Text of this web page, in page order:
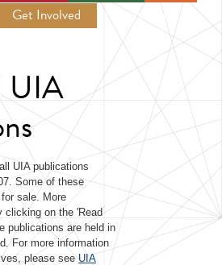
Get Involved Newsroom
UIA
UIA publications
Some of these
sale. More
clicking on the 'Read
publications are held in
For more information
please seeUIA